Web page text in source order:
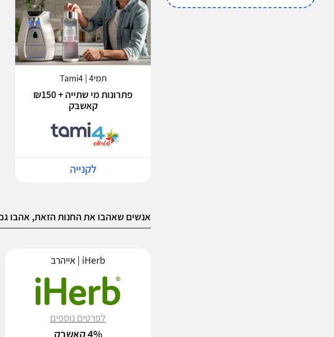
תמי4 | Tami4
פתרונות מי שתייה + ₪150
קאשבק
לקנייה
אנשים שאהבו את החנות הזאת, אהבו
iHerb | אייהרב
לפרטים נוספים
4% קאשבק